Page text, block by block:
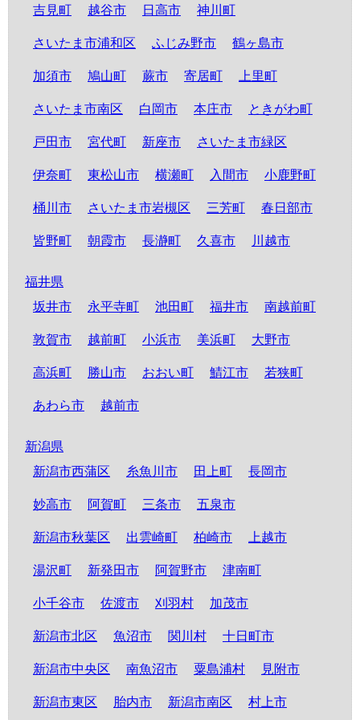
吉見町 越谷市 日高市 神川町
さいたま市浦和区 ふじみ野市 鶴ヶ島市
加須市 鳩山町 蕨市 寄居町 上里町
さいたま市南区 白岡市 本庄市 ときがわ町
戸田市 宮代町 新座市 さいたま市緑区
伊奈町 東松山市 横瀬町 入間市 小鹿野町
桶川市 さいたま市岩槻区 三芳町 春日部市
皆野町 朝霞市 長瀞町 久喜市 川越市
福井県
坂井市
永平寺町 池田町 福井市 南越前町
敦賀市 越前町 小浜市 美浜町 大野市
高浜町 勝山市 おおい町 鯖江市 若狭町
あわら市 越前市
新潟県
新潟市西蒲区
糸魚川市 田上町 長岡市
妙高市 阿賀町 三条市 五泉市
新潟市秋葉区 出雲崎町 柏崎市 上越市
湯沢町 新発田市 阿賀野市 津南町
小千谷市 佐渡市 刈羽村 加茂市
新潟市北区 魚沼市 関川村 十日町市
新潟市中央区 南魚沼市 粟島浦村 見附市
新潟市東区 胎内市 新潟市南区 村上市